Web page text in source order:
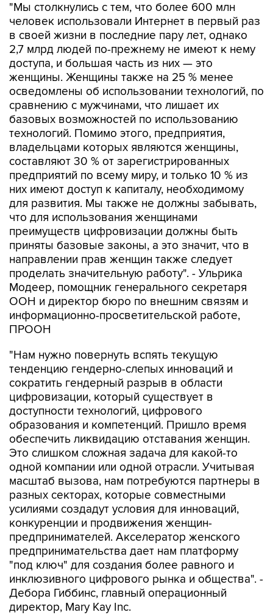
"Мы столкнулись с тем, что более 600 млн
человек использовали Интернет в первый раз
в своей жизни в последние пару лет, однако
2,7 млрд людей по-прежнему не имеют к нему
доступа, и большая часть из них — это
женщины. Женщины также на 25 % менее
осведомлены об использовании технологий, по
сравнению с мужчинами, что лишает их
базовых возможностей по использованию
технологий. Помимо этого, предприятия,
владельцами которых являются женщины,
составляют 30 % от зарегистрированных
предприятий по всему миру, и только 10 % из
них имеют доступ к капиталу, необходимому
для развития. Мы также не должны забывать,
что для использования женщинами
преимуществ цифровизации должны быть
приняты базовые законы, а это значит, что в
направлении прав женщин также следует
проделать значительную работу". - Ульрика
Модеер, помощник генерального секретаря
ООН и директор бюро по внешним связям и
информационно-просветительской работе,
ПРООН
"Нам нужно повернуть вспять текущую
тенденцию гендерно-слепых инноваций и
сократить гендерный разрыв в области
цифровизации, который существует в
доступности технологий, цифрового
образования и компетенций. Пришло время
обеспечить ликвидацию отставания женщин.
Это слишком сложная задача для какой-то
одной компании или одной отрасли. Учитывая
масштаб вызова, нам потребуются партнеры в
разных секторах, которые совместными
усилиями создадут условия для инноваций,
конкуренции и продвижения женщин-
предпринимателей. Акселератор женского
предпринимательства дает нам платформу
"под ключ" для создания более равного и
инклюзивного цифрового рынка и общества". -
Дебора Гиббинс, главный операционный
директор, Mary Kay Inc.